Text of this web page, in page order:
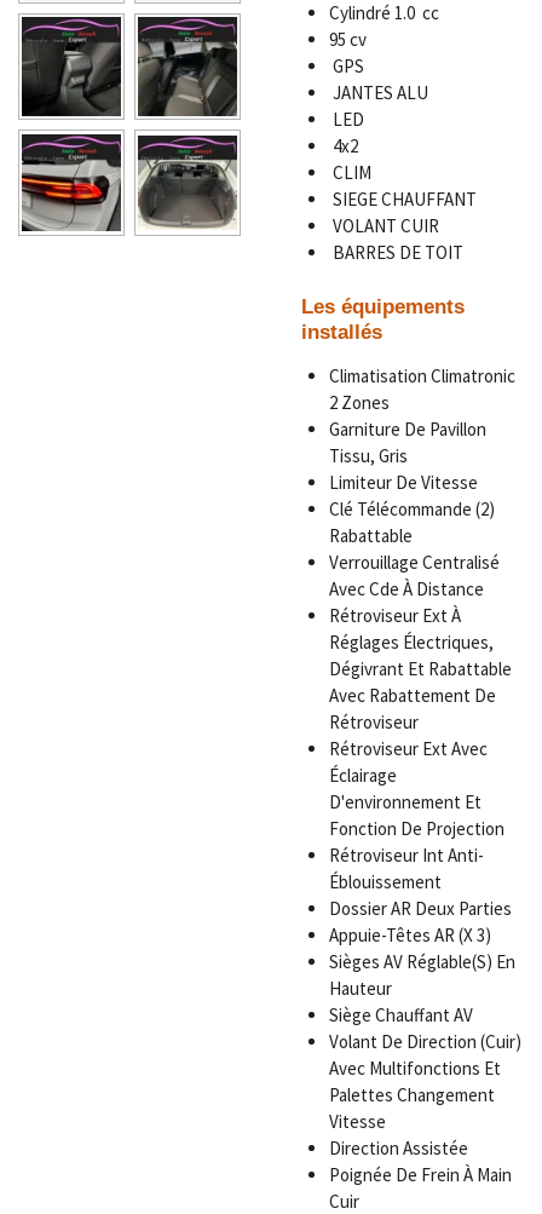
Cylindré 1.0 cc
95 cv
GPS
JANTES ALU
LED
4x2
CLIM
SIEGE CHAUFFANT
VOLANT CUIR
BARRES DE TOIT
Les équipements
installés
Climatisation Climatronic
2 Zones
Garniture De Pavillon
Tissu, Gris
Limiteur De Vitesse
Clé Télécommande (2)
Rabattable
Verrouillage Centralisé
Avec Cde À Distance
Rétroviseur Ext À
Réglages Électriques,
Dégivrant Et Rabattable
Avec Rabattement De
Rétroviseur
Rétroviseur Ext Avec
Éclairage
D'environnement Et
Fonction De Projection
Rétroviseur Int Anti-
Éblouissement
Dossier AR Deux Parties
Appuie-Têtes AR (X 3)
Sièges AV Réglable(S) En
Hauteur
Siège Chauffant AV
Volant De Direction (Cuir)
Avec Multifonctions Et
Palettes Changement
Vitesse
Direction Assistée
Poignée De Frein À Main
Cuir